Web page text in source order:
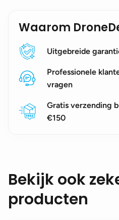
Waarom
Uitgebreide
Professionele
vragen
Gratis verzending
€150
Bekijk ook
producten